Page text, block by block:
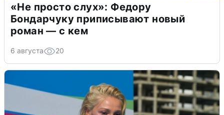
«Не просто слух»: Федору
Бондарчуку приписывают новый
роман — с кем
6 августа 20